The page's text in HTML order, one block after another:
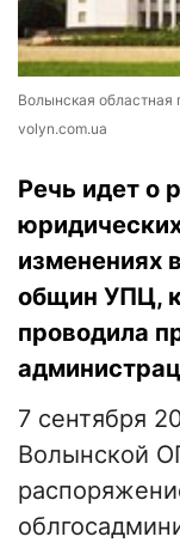
Волынская областная
volyn.com.ua
Речь идет о
изменениях
общин УПЦ,
проводила
7 сентября
Волынской